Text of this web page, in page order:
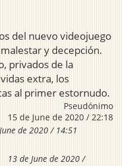
del nuevo videojuego
y decepción.
privados de la
extra, los
al primer estornudo.
Pseudónimo
15 de June de 2020 / 22:18
de 2020 / 14:51
13 de June de 2020 /